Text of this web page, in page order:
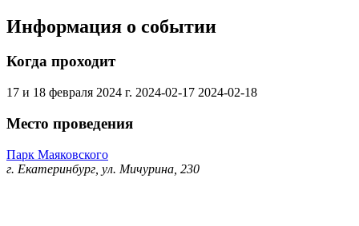
Информация о событии
Когда проходит
17 и 18 февраля 2024 г. 2024-02-17 2024-02-18
Место проведения
Парк Маяковского
г. Екатеринбург, ул. Мичурина, 230